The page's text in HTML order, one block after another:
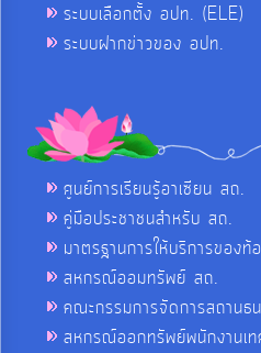
ระบบเลือกตั้ง อปท. (ELE)
ระบบฝากข่าวของ อปท.
ศูนย์การเรียนรู้อาเซียน สถ.
คู่มือประชาชนสำหรับ สถ.
มาตรฐานการให้บริการของท้
สหกรณ์ออมทรัพย์ สถ.
คณะกรรมการจัดการสถานธ
สหกรณ์ออกทรัพย์พนักงานเท